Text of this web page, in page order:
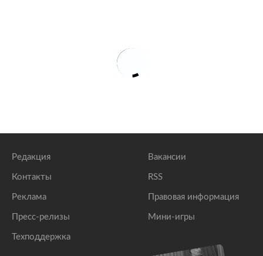
Редакция
Контакты
Реклама
Пресс-релизы
Техподдержка
Вакансии
RSS
Правовая информация
Мини-игры